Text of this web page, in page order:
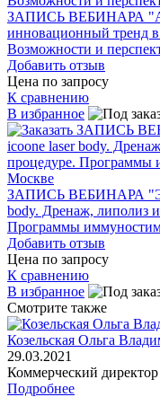
ЗАПИСЬ ВЕБИНАРА
инновационный тренд в
Возможности и
Добавить отзыв
Цена по запросу
К сравнению
В избранное
ЗАПИСЬ ВЕБИНАРА
body. Дренаж, липолиз
Программы
Добавить отзыв
Цена по запросу
К сравнению
В избранное
Смотрите также
Козельская Ольга
29.03.2021
Коммерческий
Подробнее